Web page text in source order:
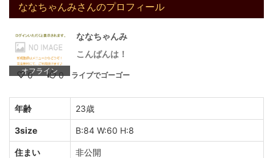
ななちゃんみさんのプロフィール
オフライン
ななちゃんみ
こんばんは！
0 0 ライブでゴーゴー
年齢 23歳
3size B:84 W:60 H:8
住まい 非公開